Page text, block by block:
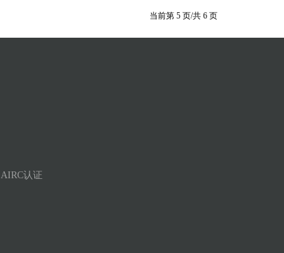
当前第 5 页/共 6 页
AIRC认证